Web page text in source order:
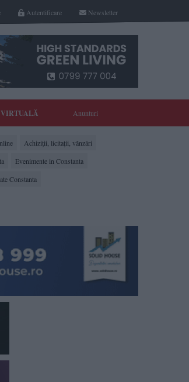
Newsletter
Autentificare
VIRTUALĂ Anunturi
Achiziții, licitații, vânzări
Evenimente in Constanta
Constanta